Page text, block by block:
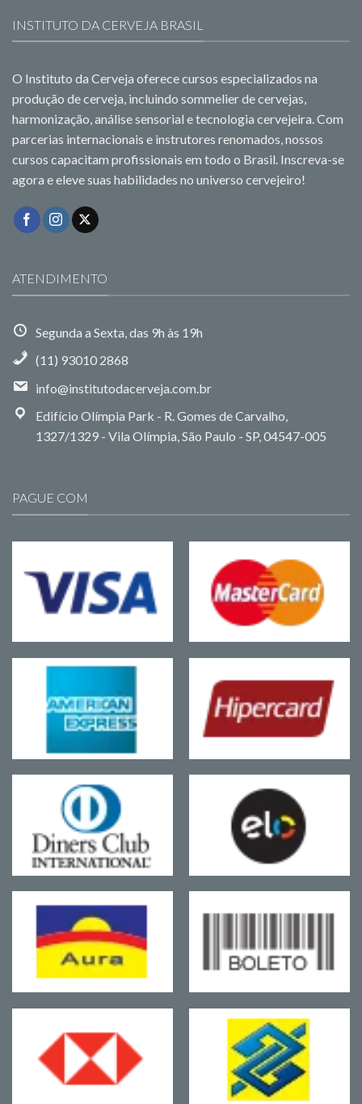
INSTITUTO DA CERVEJA BRASIL
O Instituto da Cerveja oferece cursos especializados na
produção de cerveja, incluindo sommelier de cervejas,
harmonização, análise sensorial e tecnologia cervejeira. Com
parcerias internacionais e instrutores renomados, nossos
cursos capacitam profissionais em todo o Brasil. Inscreva-se
agora e eleve suas habilidades no universo cervejeiro!
ATENDIMENTO
Segunda a Sexta, das 9h às 19h
(11) 93010 2868
info@institutodacerveja.com.br
Edifício Olímpia Park - R. Gomes de Carvalho,
1327/1329 - Vila Olímpia, São Paulo - SP, 04547-005
PAGUE COM